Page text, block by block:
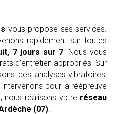
vous propose ses services.
rapidement sur toutes
7 jours sur 7 . Nous vous
d’entretien appropriés. Sur
des analyses vibratoires,
pour la réépreuve
nous réalisons votre réseau
(07).